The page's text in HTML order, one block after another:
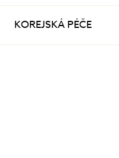
KOREJSKÁ PÉČE